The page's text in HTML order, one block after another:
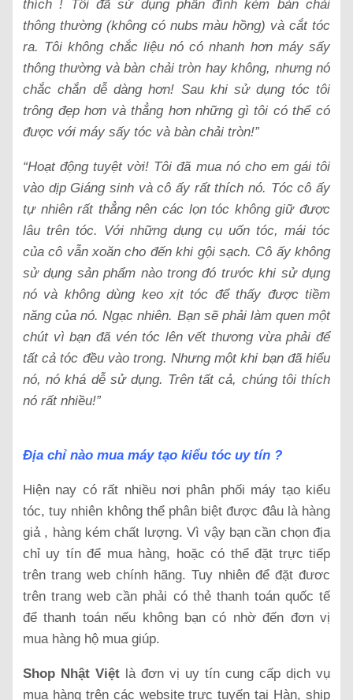
thích ! Tôi đã sử dụng phần đính kèm bàn chải
thông thường (không có nubs màu hồng) và cắt tóc
ra. Tôi không chắc liệu nó có nhanh hơn máy sấy
thông thường và bàn chải tròn hay không, nhưng nó
chắc chắn dễ dàng hơn! Sau khi sử dụng tóc tôi
trông đẹp hơn và thẳng hơn những gì tôi có thể có
được với máy sấy tóc và bàn chải tròn!”
“Hoạt động tuyệt vời! Tôi đã mua nó cho em gái tôi
vào dịp Giáng sinh và cô ấy rất thích nó. Tóc cô ấy
tự nhiên rất thẳng nên các lọn tóc không giữ được
lâu trên tóc. Với những dụng cụ uốn tóc, mái tóc
của cô vẫn xoăn cho đến khi gội sạch. Cô ấy không
sử dụng sản phẩm nào trong đó trước khi sử dụng
nó và không dùng keo xịt tóc để thấy được tiềm
năng của nó. Ngạc nhiên. Bạn sẽ phải làm quen một
chút vì bạn đã vén tóc lên vết thương vừa phải để
tất cả tóc đều vào trong. Nhưng một khi bạn đã hiểu
nó, nó khá dễ sử dụng. Trên tất cả, chúng tôi thích
nó rất nhiều!”
Địa chỉ nào mua máy tạo kiểu tóc uy tín ?
Hiện nay có rất nhiều nơi phân phối máy tạo kiểu
tóc, tuy nhiên không thể phân biệt được đâu là hàng
giả , hàng kém chất lượng. Vì vậy bạn cần chọn địa
chỉ uy tín để mua hàng, hoặc có thể đặt trực tiếp
trên trang web chính hãng. Tuy nhiên để đặt đươc
trên trang web cần phải có thẻ thanh toán quốc tế
để thanh toán nếu không bạn có nhờ đến đơn vị
mua hàng hộ mua giúp.
Shop Nhật Việt là đơn vị uy tín cung cấp dịch vụ
mua hàng trên các website trực tuyến tại Hàn, ship